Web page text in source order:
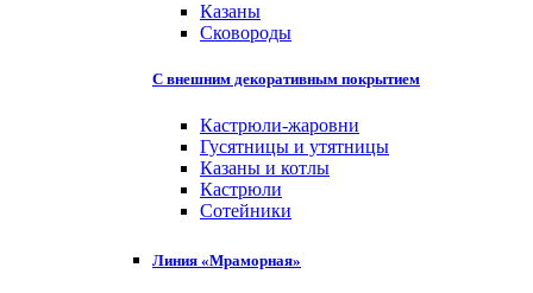
Казаны
Сковороды
С внешним декоративным покрытием
Кастрюли-жаровни
Гусятницы и утятницы
Казаны и котлы
Кастрюли
Сотейники
Линия «Мраморная»